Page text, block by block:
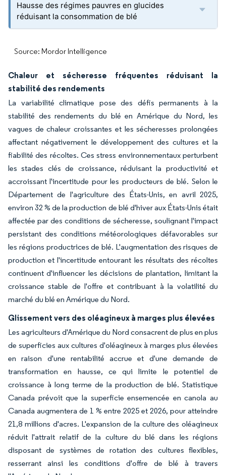
Hausse des régimes pauvres en glucides
réduisant la consommation de blé
Source: Mordor Intelligence
Chaleur et sécheresse fréquentes réduisant la
stabilité des rendements
La variabilité climatique pose des défis permanents à la
stabilité des rendements du blé en Amérique du Nord, les
vagues de chaleur croissantes et les sécheresses prolongées
affectant négativement le développement des cultures et la
fiabilité des récoltes. Ces stress environnementaux perturbent
les stades clés de croissance, réduisant la productivité et
accroissant l'incertitude pour les producteurs de blé. Selon le
Département de l'agriculture des États-Unis, en avril 2025,
environ 32 % de la production de blé d'hiver aux États-Unis était
affectée par des conditions de sécheresse, soulignant l'impact
persistant des conditions météorologiques défavorables sur
les régions productrices de blé. L'augmentation des risques de
production et l'incertitude entourant les résultats des récoltes
continuent d'influencer les décisions de plantation, limitant la
croissance stable de l'offre et contribuant à la volatilité du
marché du blé en Amérique du Nord.
Glissement vers des oléagineux à marges plus élevées
Les agriculteurs d'Amérique du Nord consacrent de plus en plus
de superficies aux cultures d'oléagineux à marges plus élevées
en raison d'une rentabilité accrue et d'une demande de
transformation en hausse, ce qui limite le potentiel de
croissance à long terme de la production de blé. Statistique
Canada prévoit que la superficie ensemencée en canola au
Canada augmentera de 1 % entre 2025 et 2026, pour atteindre
21,8 millions d'acres. L'expansion de la culture des oléagineux
réduit l'attrait relatif de la culture du blé dans les régions
disposant de systèmes de rotation des cultures flexibles,
resserrant ainsi les conditions d'offre de blé à travers